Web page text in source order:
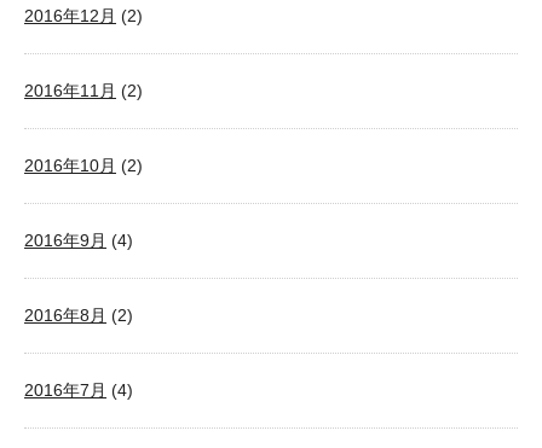
2016年12月 (2)
2016年11月 (2)
2016年10月 (2)
2016年9月 (4)
2016年8月 (2)
2016年7月 (4)